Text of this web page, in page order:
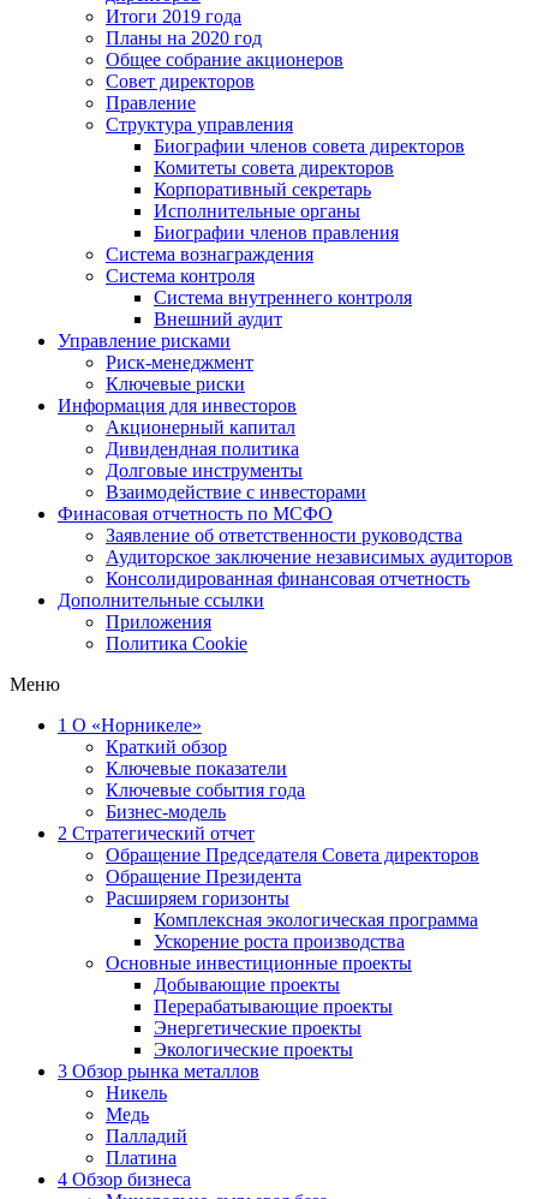
Итоги 2019 года
Планы на 2020 год
Общее собрание акционеров
Совет директоров
Правление
Структура управления
Биографии членов совета директоров
Комитеты совета директоров
Корпоративный секретарь
Исполнительные органы
Биографии членов правления
Система вознаграждения
Система контроля
Система внутреннего контроля
Внешний аудит
Управление рисками
Риск-менеджмент
Ключевые риски
Информация для инвесторов
Акционерный капитал
Дивидендная политика
Долговые инструменты
Взаимодействие с инвеcторами
Финасовая отчетность по МСФО
Заявление об ответственности руководства
Аудиторское заключение независимых аудиторов
Консолидированная финансовая отчетность
Дополнительные ссылки
Приложения
Политика Cookie
Меню
1 О «Норникеле»
Краткий обзор
Ключевые показатели
Ключевые события года
Бизнес-модель
2 Стратегический отчет
Обращение Председателя Совета директоров
Обращение Президента
Расширяем горизонты
Комплексная экологическая программа
Ускорение роста производства
Основные инвестиционные проекты
Добывающие проекты
Перерабатывающие проекты
Энергетические проекты
Экологические проекты
3 Обзор рынка металлов
Никель
Медь
Палладий
Платина
4 Обзор бизнеса